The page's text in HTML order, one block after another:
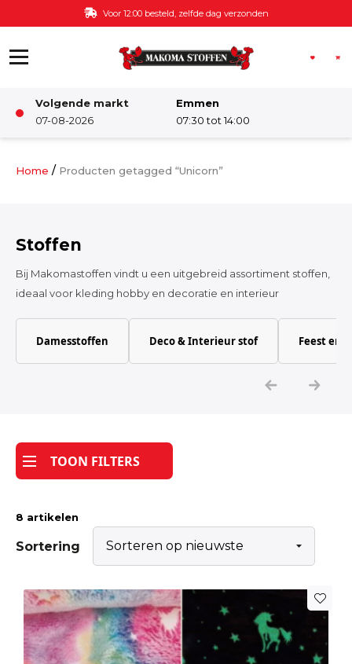
Ga naar de inhoud Voor 12:00 besteld, zelfde dag verzonden
Volgende markt
07-08-2026
Emmen
07:30 tot 14:00
Damesstoffen
Katoen
Tijdpakker stof
Home / Producten getagged “Unicorn”
Stoffen
Bij Makomastoffen vindt u een uitgebreid assortiment stoffen,
ideaal voor kleding hobby en decoratie en interieur
Damesstoffen Deco & Interieur stof Feest en
TOON FILTERS
8 artikelen
Sortering